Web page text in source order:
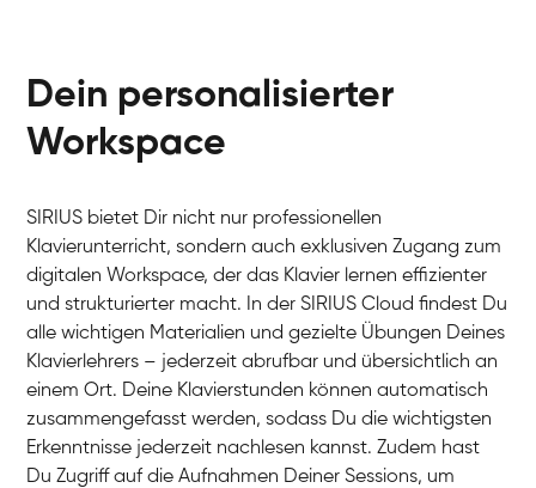
Klavier / Piano / Flügel
Klavier / Piano / Flügel
Hannes
Klavier / Piano / Flügel
Klavier / Piano / Flügel
Dein personalisierter
Workspace
SIRIUS bietet Dir nicht nur professionellen
Klavierunterricht, sondern auch exklusiven Zugang zum
digitalen Workspace, der das Klavier lernen effizienter
und strukturierter macht. In der SIRIUS Cloud findest Du
alle wichtigen Materialien und gezielte Übungen Deines
Klavierlehrers – jederzeit abrufbar und übersichtlich an
einem Ort. Deine Klavierstunden können automatisch
zusammengefasst werden, sodass Du die wichtigsten
Erkenntnisse jederzeit nachlesen kannst. Zudem hast
Du Zugriff auf die Aufnahmen Deiner Sessions, um